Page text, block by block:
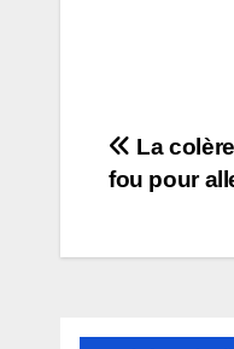
de
La
fou pour